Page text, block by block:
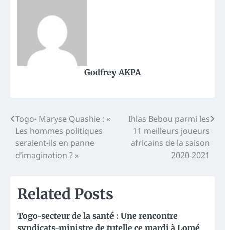
Godfrey AKPA
Post
navigation
Togo- Maryse Quashie : «
Les hommes politiques
seraient-ils en panne
d’imagination ? »
Ihlas Bebou parmi les
11 meilleurs joueurs
africains de la saison
2020-2021
Related Posts
Togo-secteur de la santé : Une rencontre